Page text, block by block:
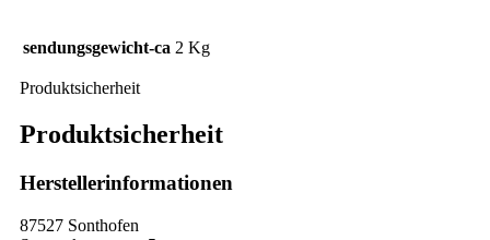
sendungsgewicht-ca 2 Kg
Produktsicherheit
Produktsicherheit
Herstellerinformationen
87527 Sonthofen